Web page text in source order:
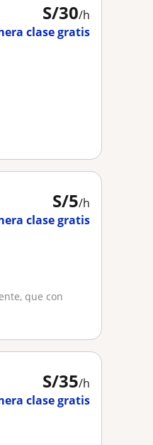
S/30/h
clase gratis
S/5/h
clase gratis
que con
S/35/h
clase gratis